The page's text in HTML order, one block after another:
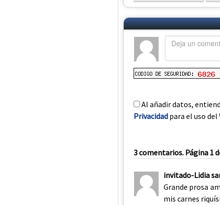
Al añadir datos,
Privacidad para el uso del
3 comentarios. Página 1
invitado-Lidia
Grande prosa
mis carnes